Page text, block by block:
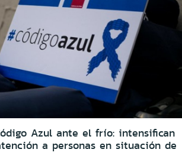
Azul ante el frío: intensifican
a personas en situación de